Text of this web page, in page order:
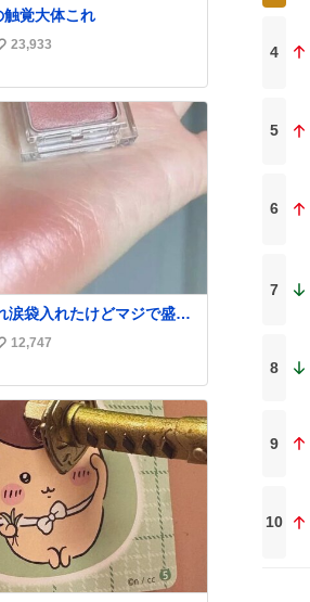
覚大体これ
23,933
涙袋入れたけどマジで盛れ
12,747
4
5
6
7
8
9
10